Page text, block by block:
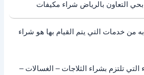
التعاون بالرياض شراء مكيفات
من خدمات التي يتم القيام بها هو شراء
تلتزم بشراء الثلاجات – الغسالات –